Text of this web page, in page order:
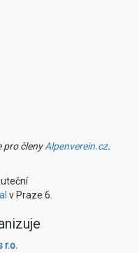
pro členyAlpenverein.cz.
v Praze 6.
r.o.